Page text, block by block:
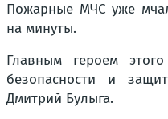
Пожарные МЧС уже
на минуты.
Главным героем
безопасности и
Дмитрий Булыга.